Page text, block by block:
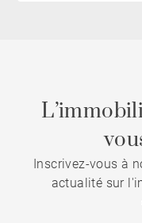
Inscrivez-vous à
actualité sur